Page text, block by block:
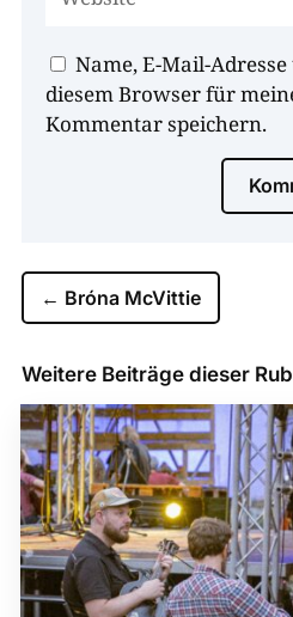
Name, E-Mail-
diesem Browser für
Kommentar speichern.
← Bróna McVittie
Weitere Beiträge dieser